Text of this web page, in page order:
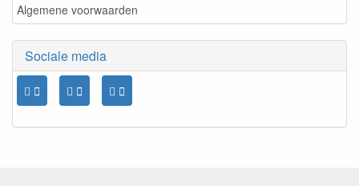
Algemene voorwaarden
Sociale media